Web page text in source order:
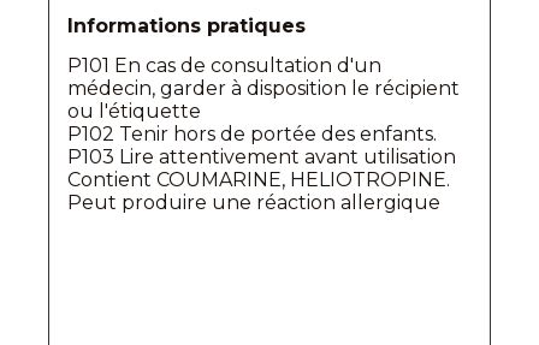
Informations pratiques
P101 En cas de consultation d'un
médecin, garder à disposition le récipient
ou l'étiquette
P102 Tenir hors de portée des enfants.
P103 Lire attentivement avant utilisation
Contient COUMARINE, HELIOTROPINE.
Peut produire une réaction allergique